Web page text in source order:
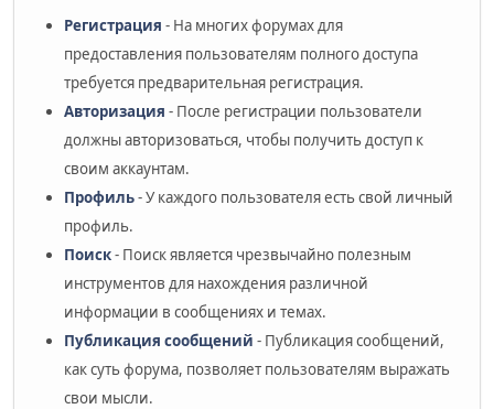
Регистрация - На многих форумах для
предоставления пользователям полного доступа
требуется предварительная регистрация.
Авторизация - После регистрации пользователи
должны авторизоваться, чтобы получить доступ к
своим аккаунтам.
Профиль- У каждого пользователя есть свой личный
профиль.
Поиск- Поиск является чрезвычайно полезным
инструментов для нахождения различной
информации в сообщениях и темах.
Публикация сообщений - Публикация сообщений,
как суть форума, позволяет пользователям выражать
свои мысли.